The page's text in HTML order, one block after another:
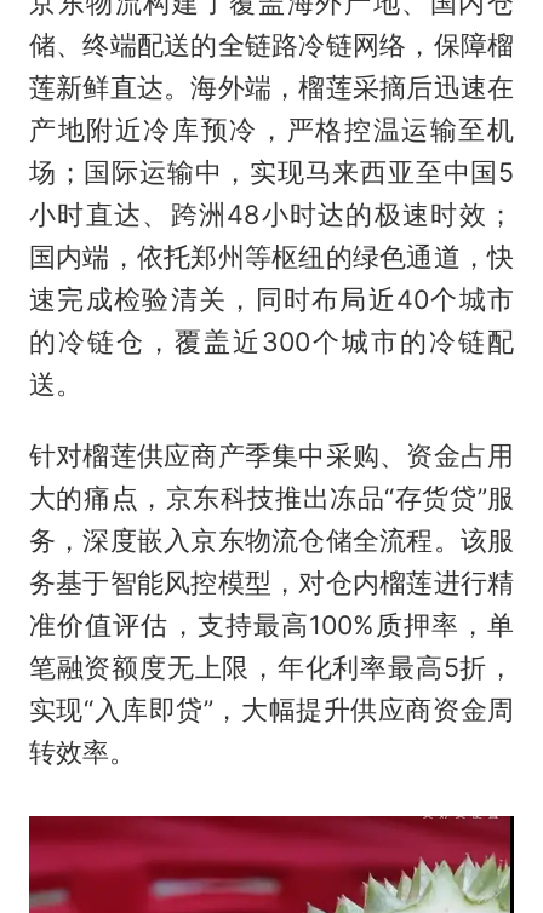
储、终端配送的全链路冷链网络，保障榴
莲新鲜直达。海外端，榴莲采摘后迅速在
产地附近冷库预冷，严格控温运输至机
场；国际运输中，实现马来西亚至中国5
小时直达、跨洲48小时达的极速时效；
国内端，依托郑州等枢纽的绿色通道，快
速完成检验清关，同时布局近40个城市
的冷链仓，覆盖近300个城市的冷链配
送。
针对榴莲供应商产季集中采购、资金占用
大的痛点，京东科技推出冻品“存货贷”服
务，深度嵌入京东物流仓储全流程。该服
务基于智能风控模型，对仓内榴莲进行精
准价值评估，支持最高100%质押率，单
笔融资额度无上限，年化利率最高5折，
实现“入库即贷”，大幅提升供应商资金周
转效率。